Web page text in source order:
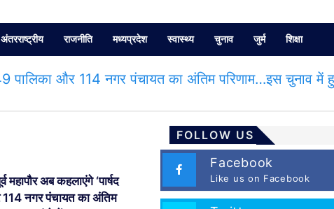
अंतरराष्ट्रीय राजनीति मध्यप्रदेश स्वास्थ्य चुनाव जुर्म शिक्षा
पालिका और 114 नगर पंचायत का अंतिम परिणाम…इस चुनाव
अब कहलाएंगे ‘पार्षद
नगर पंचायत का अंतिम
FOLLOW US
Facebook
Like us on Facebook